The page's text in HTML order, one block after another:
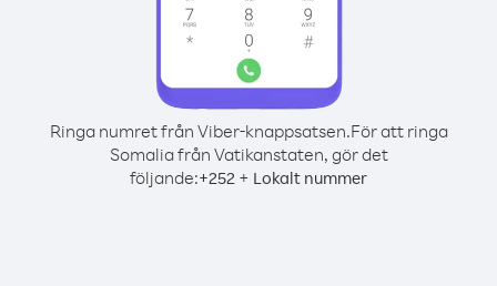
Ringa numret från Viber-knappsatsen.För att ringa
Somalia från Vatikanstaten, gör det
följande:+252 + Lokalt nummer